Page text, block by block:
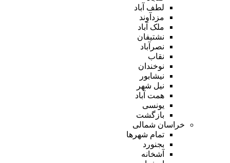
لطف آباد
مزدآوند
ملک آباد
نشتیفان
نصرآباد
نقاب
نوخندان
نیشابور
نیل شهر
همت آباد
یونسی
بازگشت
خراسان شمالی
تمام شهر‌ها
بجنورد
آشخانه